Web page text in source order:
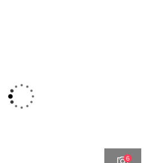
6